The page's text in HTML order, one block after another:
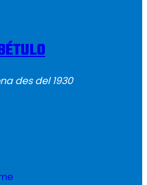
des del 1930